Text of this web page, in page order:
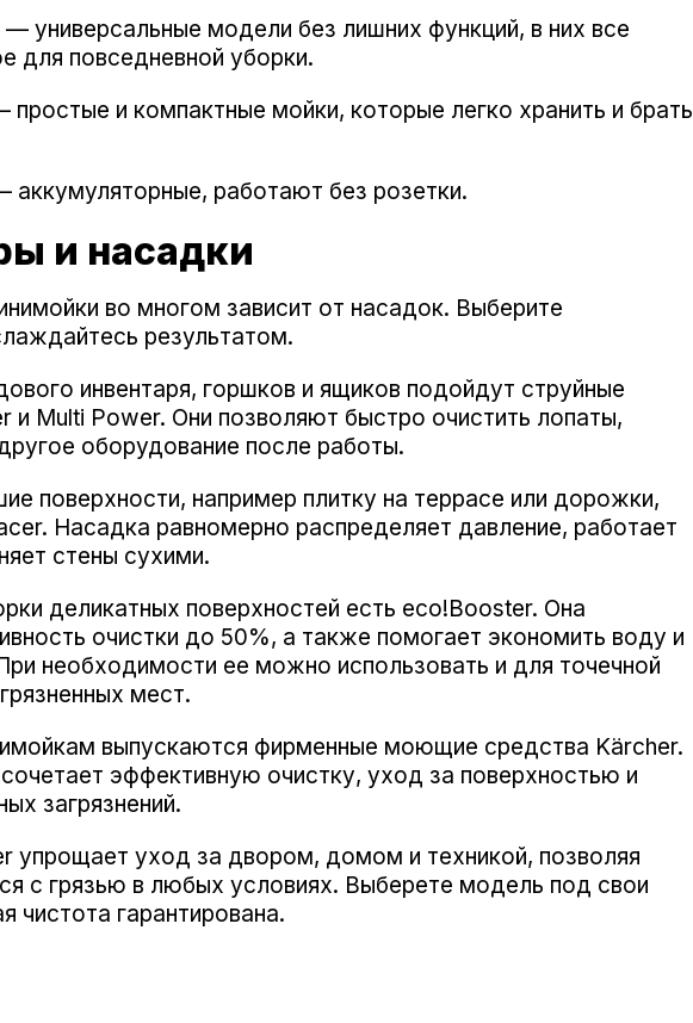
модели без лишних функций, в них все
для повседневной уборки.
и компактные мойки, которые легко хранить и брать
работают без розетки.
и насадки
во многом зависит от насадок. Выберите
результатом.
инвентаря, горшков и ящиков подойдут струйные
и Multi Power. Они позволяют быстро очистить лопаты,
оборудование после работы.
поверхности, например плитку на террасе или дорожки,
Насадка равномерно распределяет давление, работает
стены сухими.
деликатных поверхностей есть eco!Booster. Она
очистки до 50%, а также помогает экономить воду и
необходимости ее можно использовать и для точечной
мест.
выпускаются фирменные моющие средства Kärcher.
эффективную очистку, уход за поверхностью и
загрязнений.
упрощает уход за двором, домом и техникой, позволяя
с грязью в любых условиях. Выберете модель под свои
чистота гарантирована.